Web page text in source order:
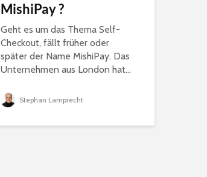
MishiPay ?
Geht es um das Thema Self-
Checkout, fällt früher oder
später der Name MishiPay. Das
Unternehmen aus London hat...
Stephan Lamprecht